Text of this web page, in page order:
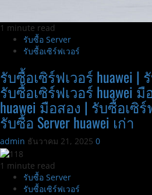
รับ
ซื้อ
Harddisk
ตบุ๊ค
เก่า
1 minute read
รับซื้อ Server
รับซื้อเซิร์ฟเวอร์
รับซื้อเซิร์ฟเวอร์ huawei |
รับซื้อเซิร์ฟเวอร์ huawei
huawei มือสอง | รับซื้อเซิร์
รับซื้อ Server huawei เก่า
admin ธันวาคม 21, 2025 0
1 minute read
รับซื้อ Server
รับซื้อเซิร์ฟเวอร์